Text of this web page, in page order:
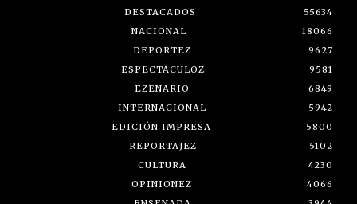
DESTACADOS
55634
NACIONAL
18066
DEPORTEZ
9627
ESPECTÁCULOZ
9581
EZENARIO
6849
INTERNACIONAL
5942
EDICIÓN IMPRESA
5800
REPORTAJEZ
5102
CULTURA
4230
OPINIONEZ
4066